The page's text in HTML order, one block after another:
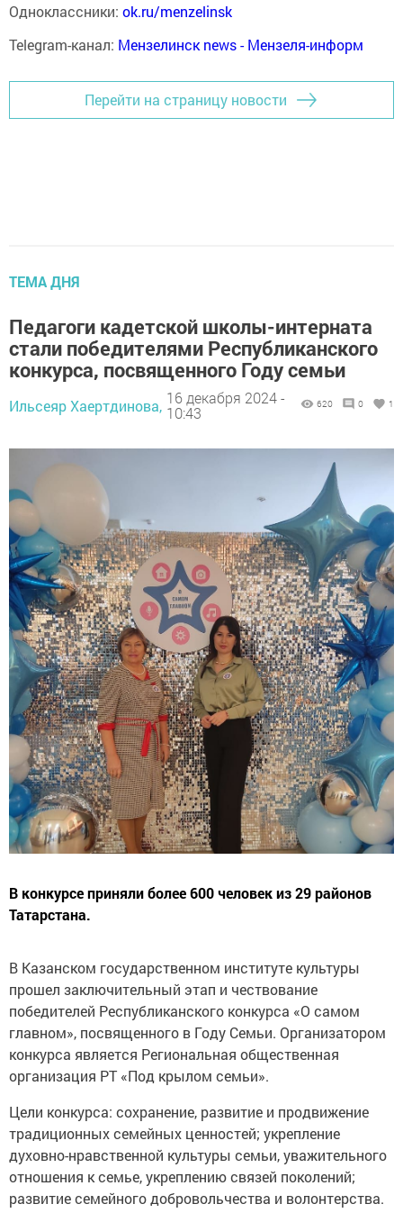
Одноклассники: ok.ru/menzelinsk
Telegram-канал: Мензелинск news - Мензеля-информ
Перейти на страницу новости
ТЕМА ДНЯ
Педагоги кадетской школы-интерната
стали победителями Республиканского
конкурса, посвященного Году семьи
Ильсеяр Хаертдинова, 16 декабря 2024 -
10:43
620 0 1
В конкурсе приняли более 600 человек из 29 районов
Татарстана.
В Казанском государственном институте культуры
прошел заключительный этап и чествование
победителей Республиканского конкурса «О самом
главном», посвященного в Году Семьи. Организатором
конкурса является Региональная общественная
организация РТ «Под крылом семьи».
Цели конкурса: сохранение, развитие и продвижение
традиционных семейных ценностей; укрепление
духовно-нравственной культуры семьи, уважительного
отношения к семье, укреплению связей поколений;
развитие семейного добровольчества и волонтерства.